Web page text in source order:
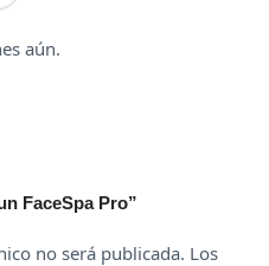
aún.
FaceSpa Pro”
no será publicada. Los